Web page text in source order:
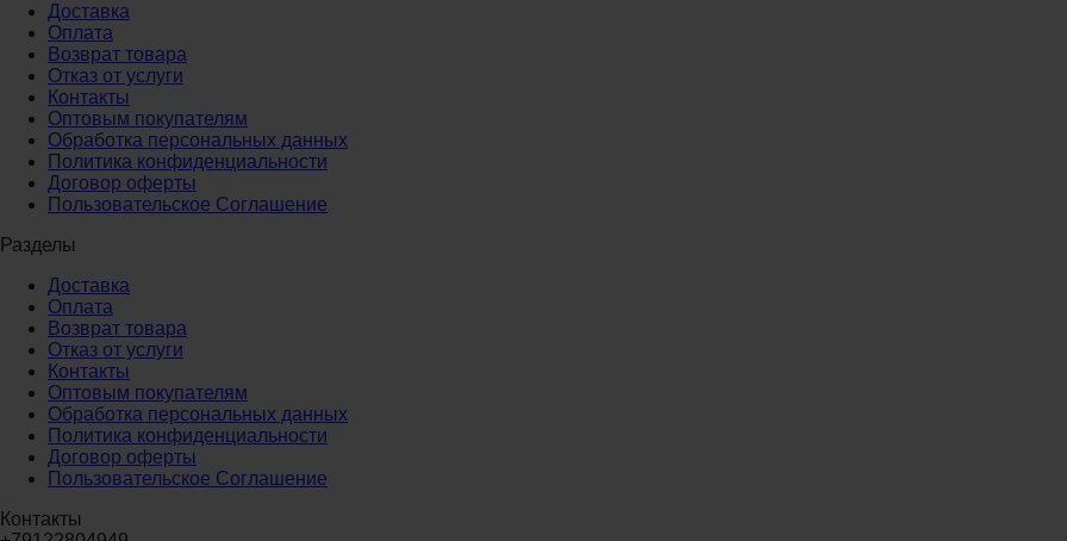
Доставка
Оплата
Возврат товара
Отказ от услуги
Контакты
Оптовым покупателям
Обработка персональных данных
Политика конфиденциальности
Договор оферты
Пользовательское Соглашение
Разделы
Доставка
Оплата
Возврат товара
Отказ от услуги
Контакты
Оптовым покупателям
Обработка персональных данных
Политика конфиденциальности
Договор оферты
Пользовательское Соглашение
Контакты